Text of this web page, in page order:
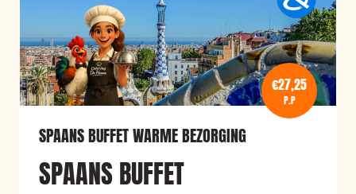
€27,25
P.P
SPAANS BUFFET WARME BEZORGING
SPAANS BUFFET